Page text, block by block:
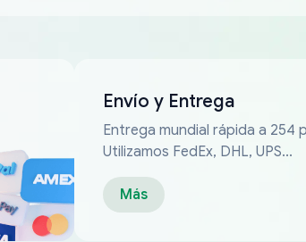
Envío y Entrega
Entrega mundial rápida a 254
Utilizamos FedEx, DHL, UPS...
Más